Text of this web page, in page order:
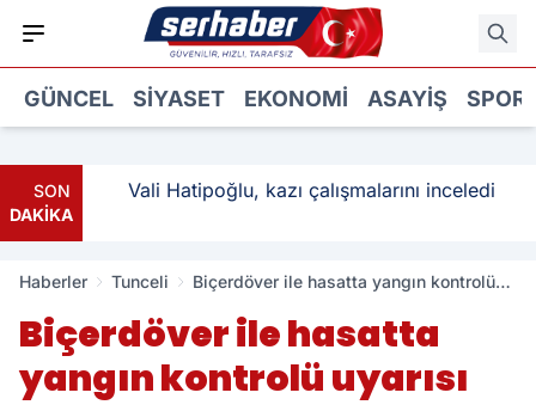
GÜNCEL SIYASET EKONOMI ASAYIŞ SPOR
SON
DAKİKA
Vali Hatipoğlu, kazı çalışmalarını inceledi
Haberler Tunceli
Biçerdöver ile hasatta yangın kontrolü
Biçerdöver ile hasatta
yangın kontrolü uyarısı